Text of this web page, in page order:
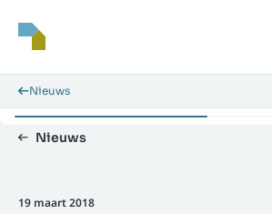
Nieuws
Nieuws
19 maart 2018